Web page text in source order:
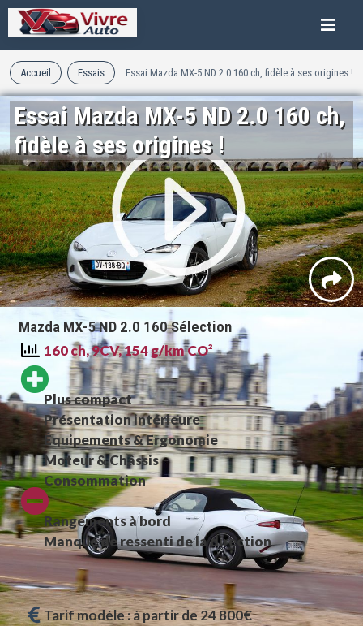
Accueil Essais Essai Mazda MX-5 ND 2.0 160 ch, fidèle à ses origines !
Essai Mazda MX-5 ND 2.0 160 ch,
fidèle à ses origines !
Mazda MX-5 ND 2.0 160 Sélection
160 ch, 9CV, 154 g/km CO²
Plus compact
Présentation intérieure
Équipements & Ergonomie
Moteur & Châssis
Consommation
Rangements à bord
Manque de ressenti de la direction
Tarif modèle : à partir de 24 800€